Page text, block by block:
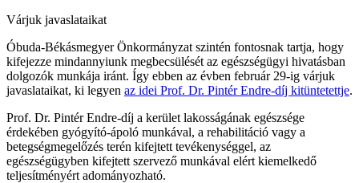
Várjuk javaslataikat
Óbuda-Békásmegyer Önkormányzat szintén fontosnak tartja, hogy
kifejezze mindannyiunk megbecsülését az egészségügyi hivatásban
dolgozók munkája iránt. Így ebben az évben február 29-ig várjuk
javaslataikat, ki legyen az idei Prof. Dr. Pintér Endre-díj kitüntetettje.
Prof. Dr. Pintér Endre-díj a kerület lakosságának egészsége
érdekében gyógyító-ápoló munkával, a rehabilitáció vagy a
betegségmegelőzés terén kifejtett tevékenységgel, az
egészségügyben kifejtett szervező munkával elért kiemelkedő
teljesítményért adományozható.